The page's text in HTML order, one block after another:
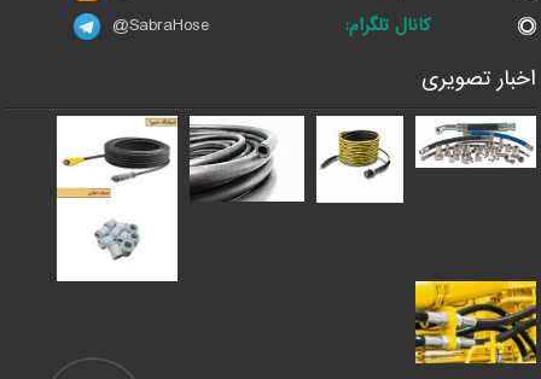
کانال تلگرام:
@SabraHose
اخبار تصویری